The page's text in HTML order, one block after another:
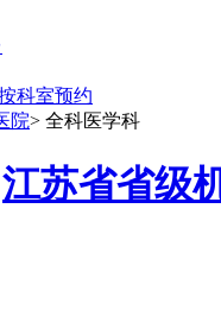
科室预约
院> 全科医学科
江苏省省级